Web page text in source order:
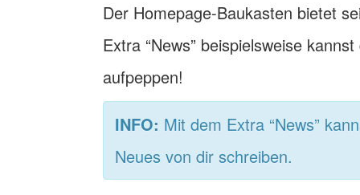
Der Homepage-Baukasten bietet
Extra “News” beispielsweise
aufpeppen!
INFO: Mit dem Extra “News”
Neues von dir schreiben.